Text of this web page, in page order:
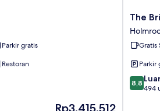
Parkir gratis
Restoran
Harga
Rp3.415.512
The
Bridge
Inn
The
Gratis
Parkir
8.8
dari
8,8
494